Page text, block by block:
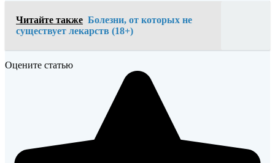
Читайте также Болезни, от которых не
существует лекарств (18+)
Оцените статью